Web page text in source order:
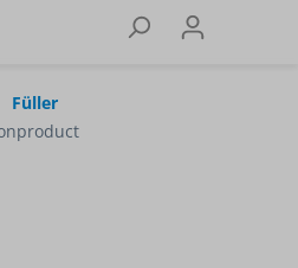
Füller